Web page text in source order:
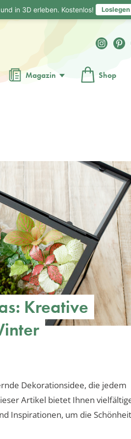
Magazin Shop
Kreative
Dekorationsidee, die jedem
Artikel bietet Ihnen
Inspirationen, um die Schönheit
in 3D erleben. Kostenlos! Loslegen